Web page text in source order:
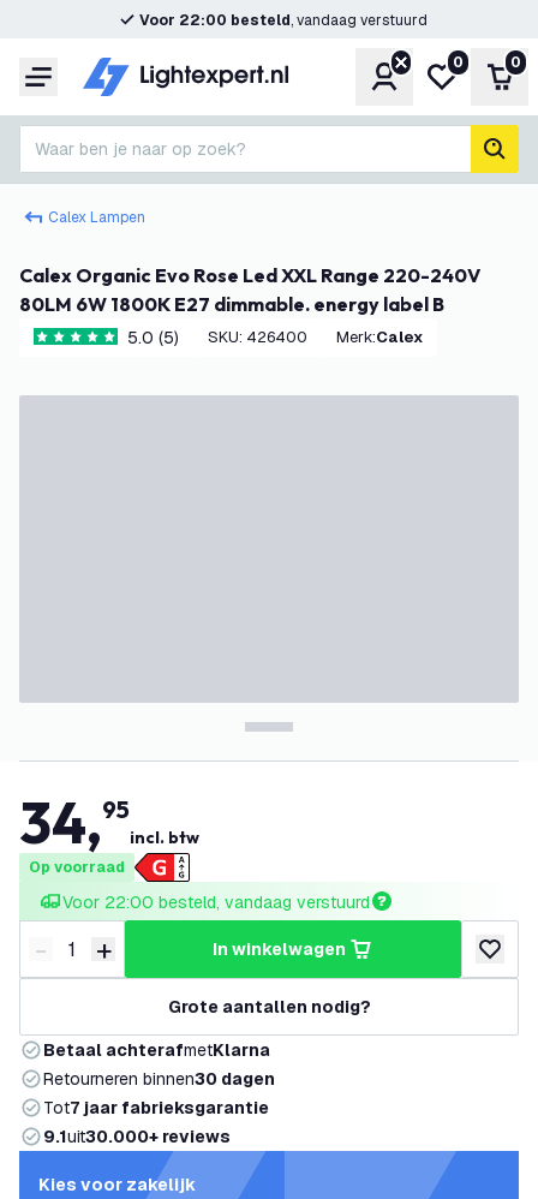
Voor 22:00 besteld, vandaag verstuurd
Menu Account
Mijn
0 0
Waar ben je naar op zoek?
Calex Lampen
Calex Organic Evo Rose Led XXL Range 220-240V
80LM 6W 1800K E27 dimmable. energy label B
5 score sterren5.0 (5) SKU: 426400 Merk: Calex
34,95
incl. btw
Op voorraad
Voor 22:00 besteld, vandaag verstuurd
Verminder hoeveelheid
- Verhoog hoeveelheid
+ in winkelwagen
Grote aantallen nodig?
Betaal achterafmetKlarna
Retourneren binnen30 dagen
Tot7 jaar fabrieksgarantie
9.1uit30.000+ reviews
Kies voor zakelijk